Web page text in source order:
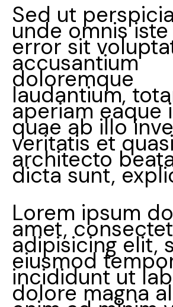
Sed ut
unde omnis
error sit
accusantium
doloremque
laudantium,
aperiam eaque
quae ab illo
veritatis et quasi
architecto
dicta sunt,
Lorem ipsum
amet,
adipisicing elit,
eiusmod
incididunt ut
dolore magna